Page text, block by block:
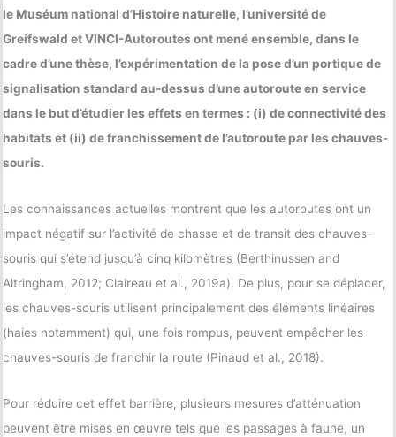
le Muséum national d’Histoire naturelle, l’université de
Greifswald et VINCI-Autoroutes ont mené ensemble, dans le
cadre d’une thèse, l’expérimentation de la pose d’un portique de
signalisation standard au-dessus d’une autoroute en service
dans le but d’étudier les effets en termes : (i) de connectivité des
habitats et (ii) de franchissement de l’autoroute par les chauves-
souris.
Les connaissances actuelles montrent que les autoroutes ont un
impact négatif sur l’activité de chasse et de transit des chauves-
souris qui s’étend jusqu’à cinq kilomètres (Berthinussen and
Altringham, 2012; Claireau et al., 2019a). De plus, pour se déplacer,
les chauves-souris utilisent principalement des éléments linéaires
(haies notamment) qui, une fois rompus, peuvent empêcher les
chauves-souris de franchir la route (Pinaud et al., 2018).
Pour réduire cet effet barrière, plusieurs mesures d’atténuation
peuvent être mises en œuvre tels que les passages à faune, un